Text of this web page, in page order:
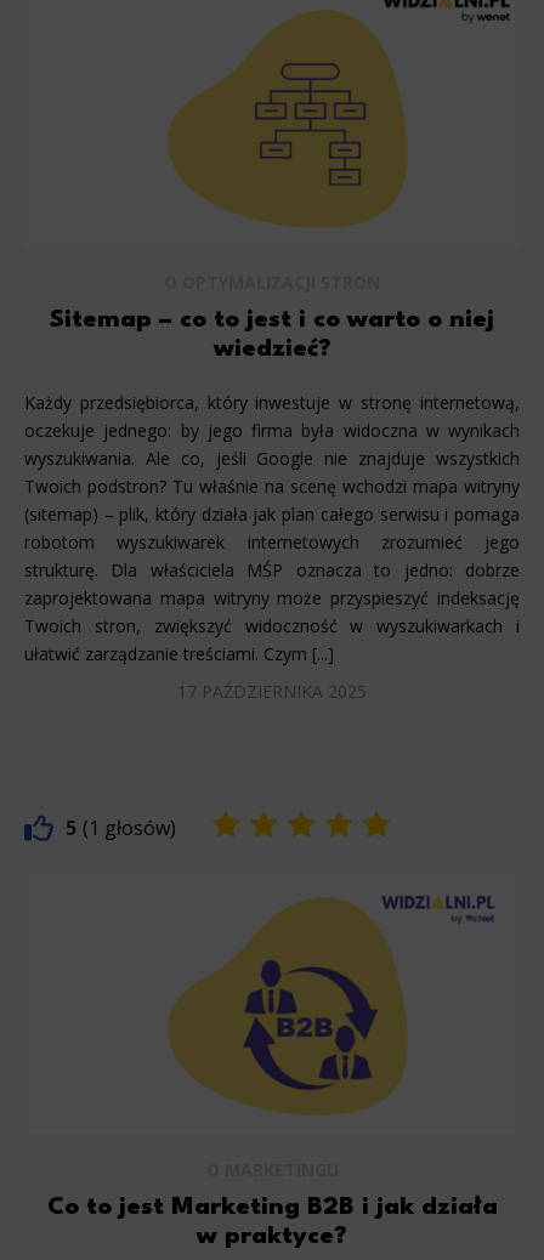
Sitemap – co to jest i co warto o niej
wiedzieć?
Każdy przedsiębiorca, który inwestuje w stronę internetową,
oczekuje jednego: by jego firma była widoczna w wynikach
wyszukiwania. Ale co, jeśli Google nie znajduje wszystkich
Twoich podstron? Tu właśnie na scenę wchodzi mapa witryny
(sitemap) – plik, który działa jak plan całego serwisu i pomaga
robotom wyszukiwarek internetowych zrozumieć jego
strukturę. Dla właściciela MŚP oznacza to jedno: dobrze
zaprojektowana mapa witryny może przyspieszyć indeksację
Twoich stron, zwiększyć widoczność w wyszukiwarkach i
ułatwić zarządzanie treściami. Czym [...]
17 PAŹDZIERNIKA 2025
5 1
Co to jest Marketing B2B i jak działa
w praktyce?